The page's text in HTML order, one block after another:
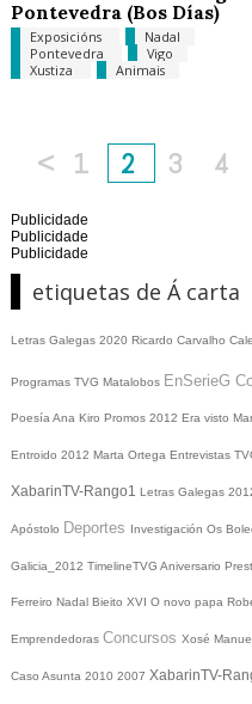
Pontevedra (Bos Días)
Exposicións
Nadal
Pontevedra
Vigo
Xustiza
Animais
< 1 2 3 4
Publicidade
Publicidade
Publicidade
etiquetas de Á carta
Letras Galegas 2020 Ricardo Carvalho
Programas TVG Matalobos EnSerieG
Poesía Ana Kiro Promos 2012 Era visto
Entroido 2012 Marta Ortega Entrevistas
XabarinTV-Rango1 Letras Galegas
Apóstolo Deportes Investigación Os
Galicia_2012 TimelineTVG Aniversario
Ferreiro Nadal Bieito XVI O novo papa
Emprendedoras Concursos Xosé
Caso Asunta 2010 2007 XabarinTV-